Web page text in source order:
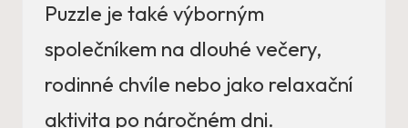
Puzzle je také výborným
společníkem na dlouhé večery,
rodinné chvíle nebo jako relaxační
aktivita po náročném dni.